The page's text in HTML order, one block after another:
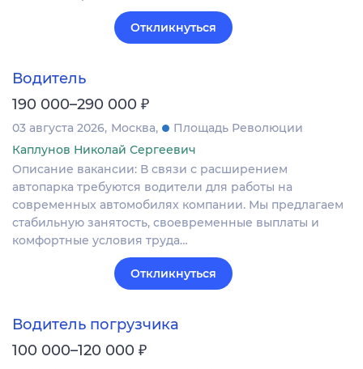
Откликнуться
Водитель
190 000–290 000 ₽
03 августа 2026 Москва
Площадь Революции
Каплунов Николай Сергеевич
Описание вакансии: В связи с расширением
автопарка требуются водители для работы на
современных автомобилях компании. Мы предлагаем
стабильную занятость, своевременные выплаты и
комфортные условия труда…
Откликнуться
Водитель погрузчика
100 000–120 000 ₽